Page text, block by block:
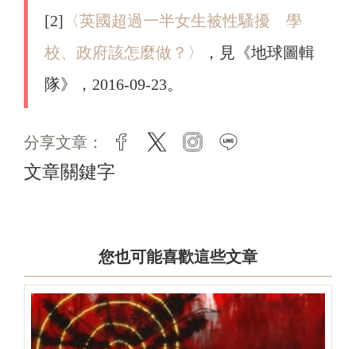
[2] 〈英國超過一半女生被性騷擾 學
校、政府該怎麼做？〉
，見《地球圖輯
隊》，2016-09-23。
分享文章： facebook
twitter instagram
文章關鍵字
您也可能喜歡這些文章